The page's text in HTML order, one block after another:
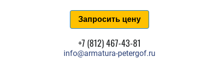
Запросить цену
+7 (812) 467-43-81
info@armatura-petergof.ru